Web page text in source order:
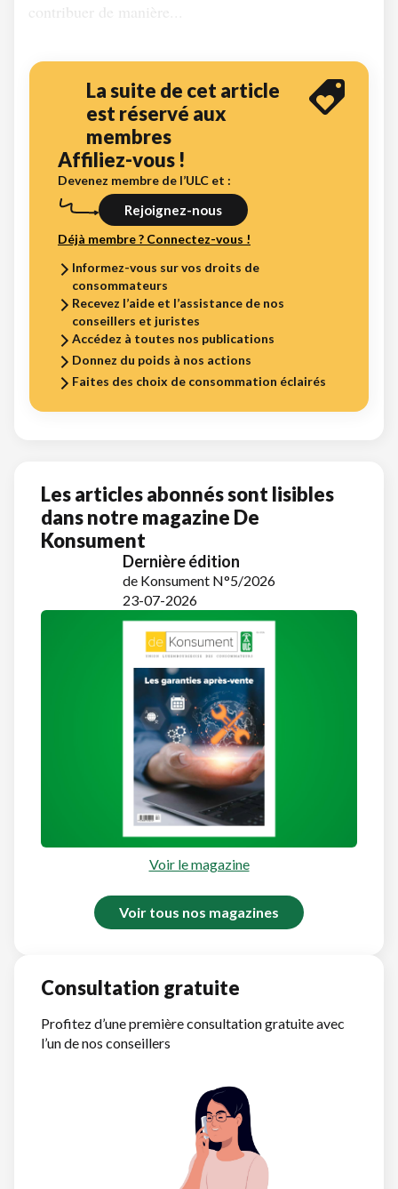
contribuer de manière...
La suite de cet article
est réservé aux
membres
Affiliez-vous !
Devenez membre de l’ULC et :
Rejoignez-nous
Déjà membre ? Connectez-vous !
Informez-vous sur vos droits de
consommateurs
Recevez l’aide et l’assistance de nos
conseillers et juristes
Accédez à toutes nos publications
Donnez du poids à nos actions
Faites des choix de consommation éclairés
Les articles abonnés sont lisibles
dans notre magazine De
Konsument
Dernière édition
de Konsument N°5/2026
23-07-2026
Voir le magazine
Voir tous nos magazines
Consultation gratuite
Profitez d’une première consultation gratuite avec
l’un de nos conseillers